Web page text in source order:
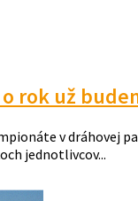
rok už
v dráhovej
jednotlivcov...